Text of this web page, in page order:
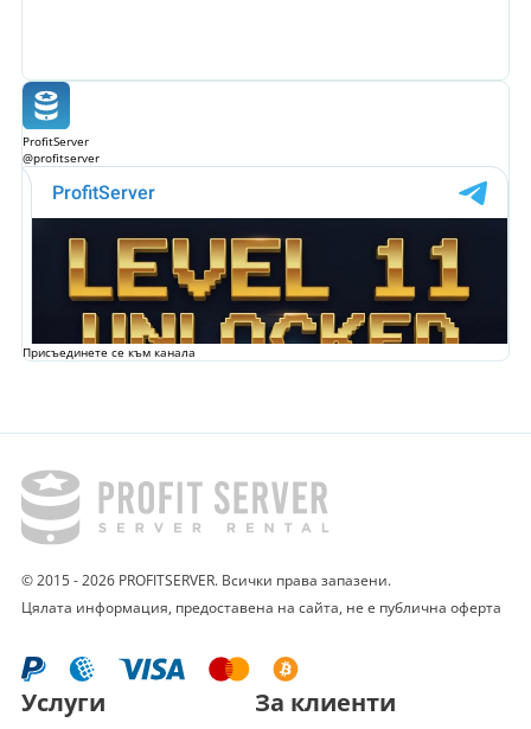
ProfitServer
@profitserver
Присъединете се към канала
© 2015 - 2026 PROFITSERVER. Всички права запазени.
Цялата информация, предоставена на сайта, не е публична оферта
Услуги За клиенти